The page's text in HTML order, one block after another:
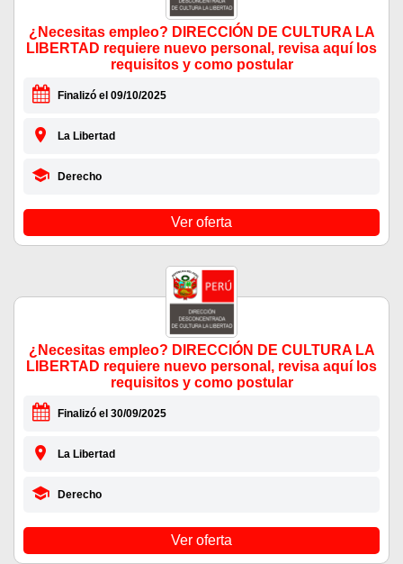
¿Necesitas empleo? DIRECCIÓN DE CULTURA LA
LIBERTAD requiere nuevo personal, revisa aquí los
requisitos y como postular
Finalizó el 09/10/2025
La Libertad
Derecho
Ver oferta
¿Necesitas empleo? DIRECCIÓN DE CULTURA LA
LIBERTAD requiere nuevo personal, revisa aquí los
requisitos y como postular
Finalizó el 30/09/2025
La Libertad
Derecho
Ver oferta